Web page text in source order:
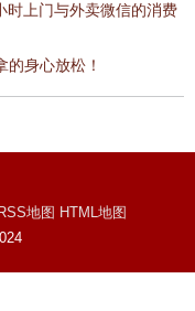
时上门与外卖微信的消费
身心放松！
RSS地图 HTML地图